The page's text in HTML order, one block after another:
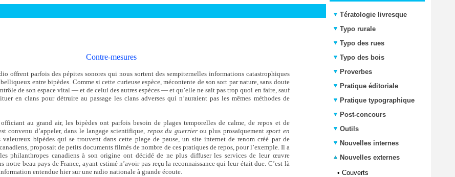
Contre-mesures
offrent parfois des pépites sonores qui nous sortent des sempiternelles informations catastrophiques
entre bipèdes. Comme si cette curieuse espèce, mécontente de son sort par nature, sans doute
de son espace vital — et de celui des autres espèces — et qu’elle ne sait pas trop quoi en faire, sauf
en clans pour détruire au passage les clans adverses qui n’auraient pas les mêmes méthodes de
au grand air, les bipèdes ont parfois besoin de plages temporelles de calme, de repos et de
convenu d’appeler, dans le langage scientifique, repos du guerrierou plus prosaïquementsport en
valeureux bipèdes qui se trouvent dans cette plage de pause, un site internet de renom créé par de
proposait de petits documents filmés de nombre de ces pratiques de repos, pour l’exemple. Il a
philanthropes canadiens à son origine ont décidé de ne plus diffuser les services de leur œuvre
notre beau pays de France, ayant estimé n’avoir pas reçu la reconnaissance qui leur était due. C’est là
entendue hier sur une radio nationale à grande écoute.
Tératologie livresque
Typo rurale
Typo des rues
Typo des bois
Proverbes
Pratique éditoriale
Pratique typographique
Post-concours
Outils
Nouvelles internes
Nouvelles externes
• Couverts